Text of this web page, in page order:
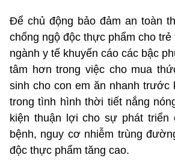
Để chủ động bảo đảm an toàn
chống ngộ độc thực phẩm cho
ngành y tế khuyến cáo các bậc
tâm hơn trong việc cho mua
sinh cho con em ăn nhanh trước
trong tình hình thời tiết nắng
kiện thuận lợi cho sự phát triển
bệnh, nguy cơ nhiễm trùng
độc thực phẩm tăng cao.